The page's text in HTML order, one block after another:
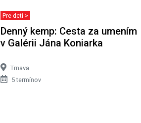
Pre deti >
Denný kemp: Cesta za umením
v Galérii Jána Koniarka
Trnava
5 termínov